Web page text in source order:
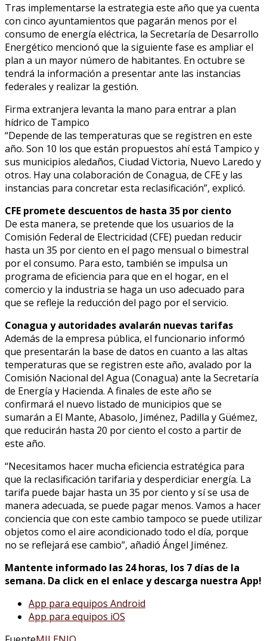
Tras implementarse la estrategia este año que ya cuenta
con cinco ayuntamientos que pagarán menos por el
consumo de energía eléctrica, la Secretaría de Desarrollo
Energético mencionó que la siguiente fase es ampliar el
plan a un mayor número de habitantes. En octubre se
tendrá la información a presentar ante las instancias
federales y realizar la gestión.
Firma extranjera levanta la mano para entrar a plan
hídrico de Tampico
“Depende de las temperaturas que se registren en este
año. Son 10 los que están propuestos ahí está Tampico y
sus municipios aledaños, Ciudad Victoria, Nuevo Laredo y
otros. Hay una colaboración de Conagua, de CFE y las
instancias para concretar esta reclasificación”, explicó.
CFE promete descuentos de hasta 35 por ciento
De esta manera, se pretende que los usuarios de la
Comisión Federal de Electricidad (CFE) puedan reducir
hasta un 35 por ciento en el pago mensual o bimestral
por el consumo. Para esto, también se impulsa un
programa de eficiencia para que en el hogar, en el
comercio y la industria se haga un uso adecuado para
que se refleje la reducción del pago por el servicio.
Conagua y autoridades avalarán nuevas tarifas
Además de la empresa pública, el funcionario informó
que presentarán la base de datos en cuanto a las altas
temperaturas que se registren este año, avalado por la
Comisión Nacional del Agua (Conagua) ante la Secretaría
de Energía y Hacienda. A finales de este año se
confirmará el nuevo listado de municipios que se
sumarán a El Mante, Abasolo, Jiménez, Padilla y Güémez,
que reducirán hasta 20 por ciento el costo a partir de
este año.
“Necesitamos hacer mucha eficiencia estratégica para
que la reclasificación tarifaria y desperdiciar energía. La
tarifa puede bajar hasta un 35 por ciento y sí se usa de
manera adecuada, se puede pagar menos. Vamos a hacer
conciencia que con este cambio tampoco se puede utilizar
objetos como el aire acondicionado todo el día, porque
no se reflejará ese cambio”, añadió Ángel Jiménez.
Mantente informado las 24 horas, los 7 días de la
semana. Da click en el enlace y descarga nuestra App!
App para equipos Android
App para equipos iOS